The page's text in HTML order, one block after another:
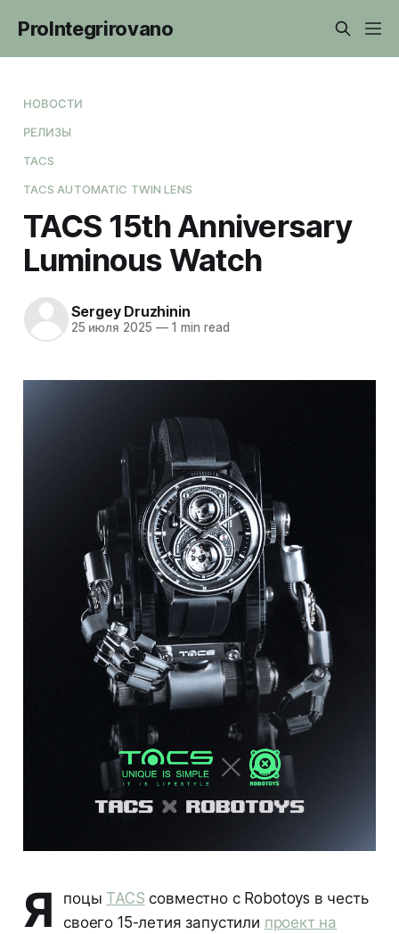
ProIntegrirovano
НОВОСТИ
РЕЛИЗЫ
TACS
TACS AUTOMATIC TWIN LENS
TACS 15th Anniversary
Luminous Watch
Sergey Druzhinin
25 июля 2025 —1 min read
Я поцы TACS совместно с Robotoys в честь
своего 15-летия запустили проект на